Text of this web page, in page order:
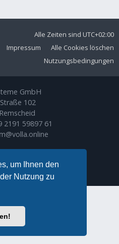
um Ihnen den
Nutzung zu
Alle Zeiten sind UTC+02:00
Alle Cookies löschen
Impressum
Nutzungsbedingungen
GmbH
102
2191 59897 61
byGramziu